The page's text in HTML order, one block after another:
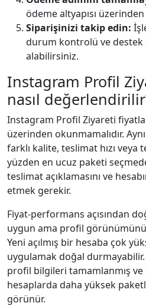
ödeme altyapısı
Siparişinizi takip edin:
durum kontrolü ve destek
alabilirsiniz.
Instagram Profil
nasıl
Instagram Profil Ziyareti
üzerinden okunmamalıdır.
farklı kalite, teslimat hızı veya
yüzden en ucuz paketi
teslimat açıklamasını ve
etmek gerekir.
Fiyat-performans açısından
uygun ama profil
Yeni açılmış bir hesaba çok
uygulamak doğal
profil bilgileri tamamlanmış
hesaplarda daha yüksek
görünür.